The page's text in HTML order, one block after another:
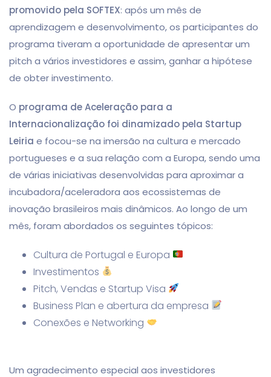
promovido pela SOFTEX: após um mês de
aprendizagem e desenvolvimento, os participantes do
programa tiveram a oportunidade de apresentar um
pitch a vários investidores e assim, ganhar a hipótese
de obter investimento.
O programa de Aceleração para a
Internacionalização foi dinamizado pela Startup
Leiria e focou-se na imersão na cultura e mercado
portugueses e a sua relação com a Europa, sendo uma
de várias iniciativas desenvolvidas para aproximar a
incubadora/aceleradora aos ecossistemas de
inovação brasileiros mais dinâmicos. Ao longo de um
mês, foram abordados os seguintes tópicos:
Cultura de Portugal e Europa
Investimentos
Pitch, Vendas e Startup Visa
Business Plan e abertura da empresa
Conexões e Networking
Um agradecimento especial aos investidores